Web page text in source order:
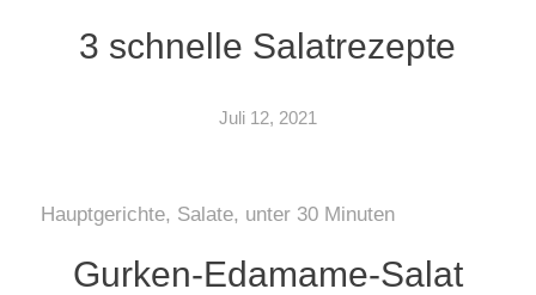
3 schnelle Salatrezepte
Juli 12, 2021
Hauptgerichte, Salate, unter 30 Minuten
Gurken-Edamame-Salat